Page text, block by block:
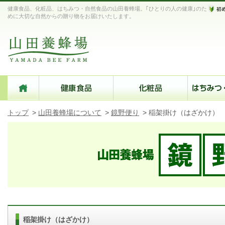
健康食品、化粧品、はちみつ・自然食品の山田養蜂場。｢ひとりの人の健康｣のた
めに大切な自然からの贈り物をお届けいたします。
トップ > 山田養蜂場について > 鏡野便り > 稲架掛け（はざかけ）
稲架掛け（はざかけ）